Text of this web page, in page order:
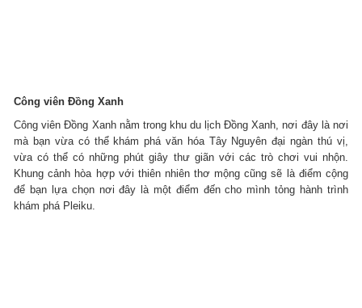
Công viên Đồng Xanh
Công viên Đồng Xanh nằm trong khu du lịch Đồng Xanh, nơi đây là nơi
mà bạn vừa có thể khám phá văn hóa Tây Nguyên đại ngàn thú vị,
vừa có thể có những phút giây thư giãn với các trò chơi vui nhộn.
Khung cảnh hòa hợp với thiên nhiên thơ mộng cũng sẽ là điểm cộng
để bạn lựa chọn nơi đây là một điểm đến cho mình tỏng hành trình
khám phá Pleiku.